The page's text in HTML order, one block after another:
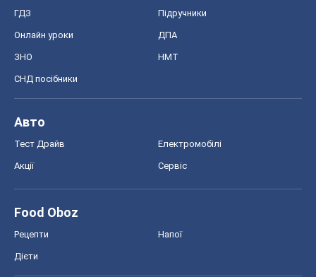
ГДЗ Підручники
Онлайн уроки ДПА
ЗНО НМТ
СНД посібники
Авто
Тест Драйв Електромобілі
Акції Сервіс
Food Oboz
Рецепти Напої
Дієти